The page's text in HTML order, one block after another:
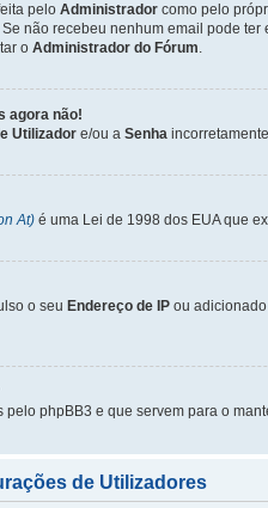
pelo Administrador como pelo
não recebeu nenhum email pode
o Administrador do Fórum.
agora não!
Utilizador e/ou a Senha
At) é uma Lei de 1998 dos EUA que
o seu Endereço de IP ou
pelo phpBB3 e que servem para o
de Utilizadores